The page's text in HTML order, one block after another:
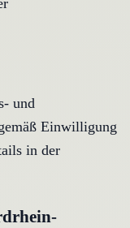
und
Einwilligung
in der